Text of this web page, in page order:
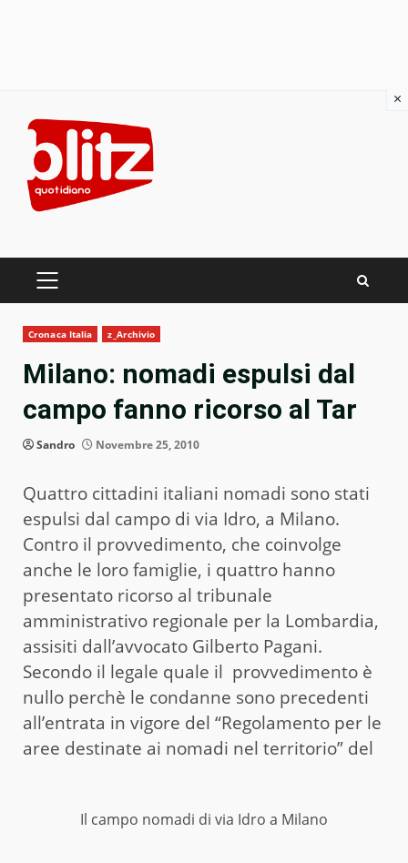
content
PRIMARY
Cronaca Italia z_Archivio
Milano: nomadi espulsi dal
campo fanno ricorso al Tar
Sandro Novembre 25, 2010
Quattro cittadini italiani nomadi sono stati
espulsi dal campo di via Idro, a Milano.
Contro il provvedimento, che coinvolge
anche le loro famiglie, i quattro hanno
presentato ricorso al tribunale
amministrativo regionale per la Lombardia,
assisiti dall’avvocato Gilberto Pagani.
Secondo il legale quale il provvedimento è
nullo perchè le condanne sono precedenti
all’entrata in vigore del “Regolamento per le
aree destinate ai nomadi nel territorio” del
Il campo nomadi di via Idro a Milano
×